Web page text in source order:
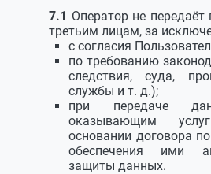
Оператор не
третьим лицам, за
с согласия
по требованию
следствия, суда,
службы и т. д.);
при передаче
оказывающим
основании договора
обеспечения ими
защиты данных.